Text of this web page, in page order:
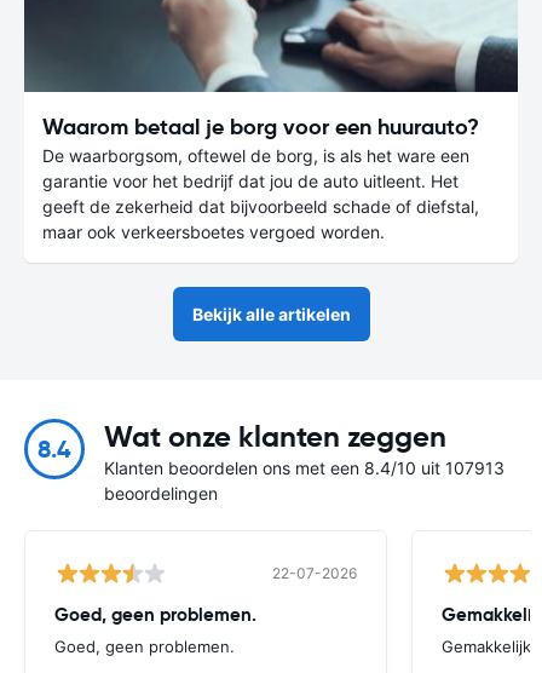
Waarom betaal je borg voor een huurauto?
De waarborgsom, oftewel de borg, is als het ware een
garantie voor het bedrijf dat jou de auto uitleent. Het
geeft de zekerheid dat bijvoorbeeld schade of diefstal,
maar ook verkeersboetes vergoed worden.
Bekijk alle artikelen
8.4 Wat onze klanten zeggen
Klanten beoordelen ons met een 8.4/10 uit 107913
beoordelingen
22-07-2026
Goed, geen problemen.
Goed, geen problemen. Gemakkelijk